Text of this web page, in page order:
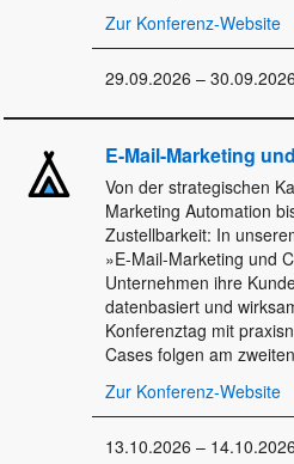
Zur Konferenz-Website
29.09.2026 – 30.09.2026
E-Mail-Marketing
Von der strategischen
Marketing Automation
Zustellbarkeit: In
»E-Mail-Marketing und
Unternehmen ihre
datenbasiert und
Konferenztag mit
Cases folgen am
Zur Konferenz-Website
13.10.2026 – 14.10.2026